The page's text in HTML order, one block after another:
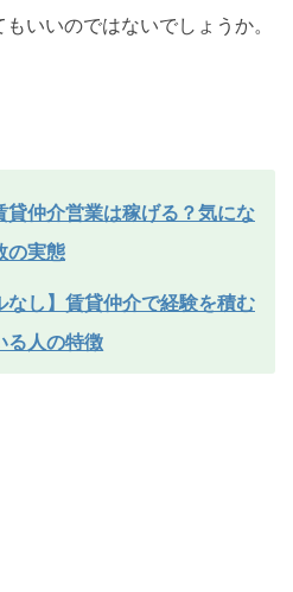
いいのではないでしょうか。
貸仲介営業は稼げる？気にな
の実態
なし】賃貸仲介で経験を積む
る人の特徴